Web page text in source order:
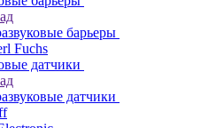
барьеры
Fuchs
датчики
датчики